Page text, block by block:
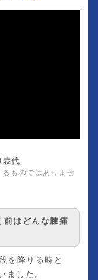
代
ものではありませ
前はどんな膝痛
を降りる時と
ました。